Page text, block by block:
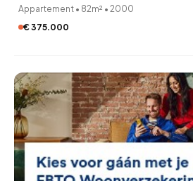
Appartement • 82m² • 2000
€ 375.000